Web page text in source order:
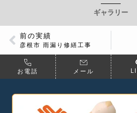
ギャラリー
前の実績
彦根市 雨漏り修繕工事
お電話 メール